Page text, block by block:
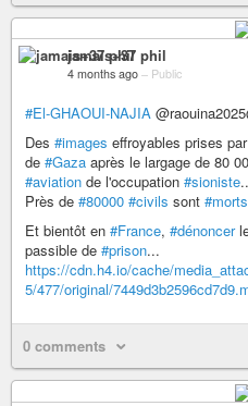
jamais+37 phil
4 months ago – Public
#El-GHAOUI-NAJIA
Des #images effroyables prises par
de #Gaza après le largage de 80
#aviation de l'occupation #sioniste
Près de #80000 #civils sont #morts
Et bientôt en #France, #dénoncer
passible de #prison...
https://cdn.h4.io/cache/
5/477/original/
0 comments